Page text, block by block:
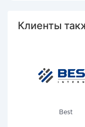
Клиенты
Best